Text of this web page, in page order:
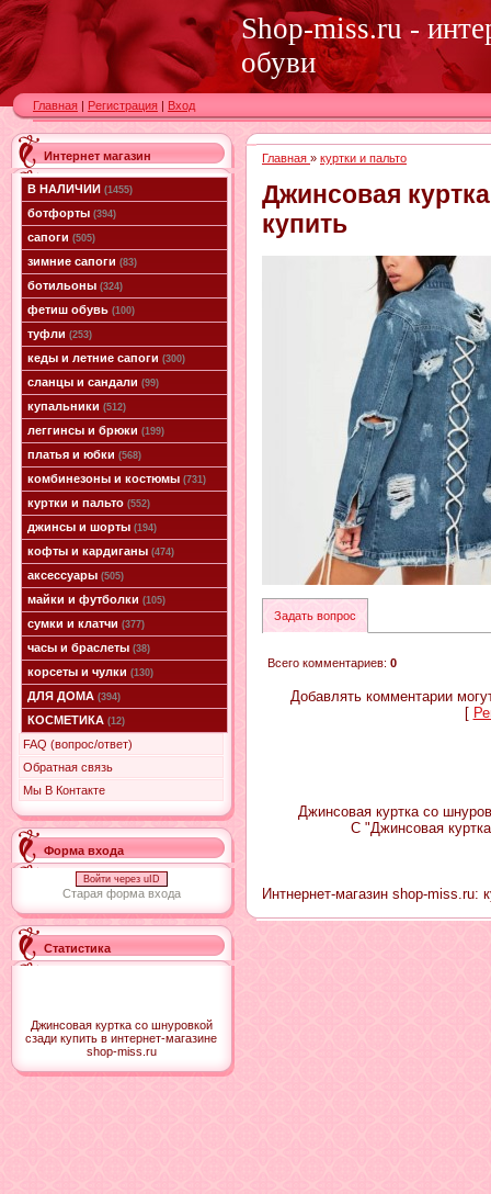
Shop-miss.ru -
обуви
Главная | Регистрация | Вход
Интернет магазин
В НАЛИЧИИ (1455)
ботфорты (394)
сапоги (505)
зимние сапоги (83)
ботильоны (324)
фетиш обувь (100)
туфли (253)
кеды и летние сапоги (300)
сланцы и сандали (99)
купальники (512)
леггинсы и брюки (199)
платья и юбки (568)
комбинезоны и костюмы (731)
куртки и пальто (552)
джинсы и шорты (194)
кофты и кардиганы (474)
аксессуары (505)
майки и футболки (105)
сумки и клатчи (377)
часы и браслеты (38)
корсеты и чулки (130)
ДЛЯ ДОМА (394)
КОСМЕТИКА (12)
FAQ (вопрос/ответ)
Обратная связь
Мы В Контакте
Форма входа
Войти через uID
Старая форма входа
Статистика
Джинсовая куртка со шнуровкой
сзади купить в интернет-магазине
shop-miss.ru
Главная » куртки и пальто
Джинсовая
купить
Задать вопрос
Всего комментариев: 0
Добавлять комментарии
[
Джинсовая куртка со
С "Джинсовая
Интнернет-магазин shop-miss.ru: